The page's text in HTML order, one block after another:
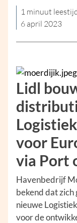
1 minuut
6 april 2023
Lidl
voor
via Port
Havenbedrijf
bekend dat zich
nieuwe
voor de